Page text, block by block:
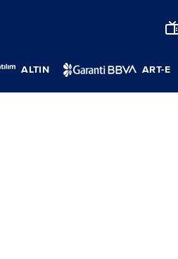
ALTIN ART-E